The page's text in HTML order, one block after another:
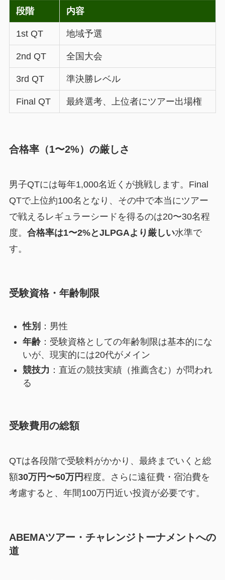
段階 内容
1st QT 地域予選
2nd QT 全国大会
3rd QT 準決勝レベル
Final QT 最終選考、上位者にツアー出場権
合格率（1〜2%）の厳しさ
男子QTには毎年1,000名近くが挑戦します。Final
QTで上位約100名となり、その中で本当にツアー
で戦えるレギュラーシードを得るのは20〜30名程
度。 合格率は1〜2%とJLPGAより厳しい水準で
す。
受験資格・年齢制限
性別 ：男性
年齢：受験資格としての年齢制限は基本的にな
いが、現実的には20代がメイン
競技力 ：直近の競技実績（推薦含む）が問われ
る
受験費用の総額
QTは各段階で受験料がかかり、最終までいくと総
額30万円〜50万円程度。さらに遠征費・宿泊費を
考慮すると、年間100万円近い投資が必要です。
ABEMAツアー・チャレンジトーナメントへの
道